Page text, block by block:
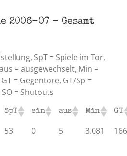
07 - Gesamt
SpT = Spiele im Tor,
= ausgewechselt, Min =
= Gegentore, GT/Sp =
= Shutouts
SpT ein aus Min GT
53 0 5 3.081 166